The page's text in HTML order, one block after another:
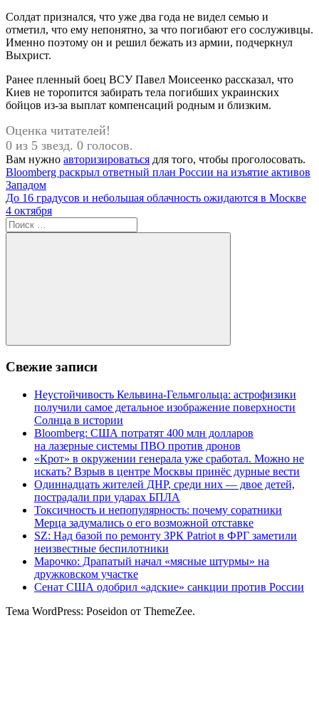
Солдат признался, что уже два года не видел семью и
отметил, что ему непонятно, за что погибают его сослуживцы.
Именно поэтому он и решил бежать из армии, подчеркнул
Выхрист.
Ранее пленный боец ВСУ Павел Моисеенко рассказал, что
Киев не торопится забирать тела погибших украинских
бойцов из-за выплат компенсаций родным и близким.
Оценка читателей!
0 из 5 звезд. 0 голосов.
Вам нужно авторизироваться для того, чтобы проголосовать.
Навигация
по
записям
Предыдущая
запись:
Bloomberg раскрыл ответный план России на изъятие активов
Западом
Следующая
запись:
До 16 градусов и небольшая облачность ожидаются в Москве
4 октября
Поиск
для:
Поиск
Свежие записи
Неустойчивость Кельвина-Гельмгольца: астрофизики
получили самое детальное изображение поверхности
Солнца в истории
Bloomberg: США потратят 400 млн долларов
на лазерные системы ПВО против дронов
«Крот» в окружении генерала уже сработал. Можно не
искать? Взрыв в центре Москвы принёс дурные вести
Одиннадцать жителей ДНР, среди них — двое детей,
пострадали при ударах БПЛА
Токсичность и непопулярность: почему соратники
Мерца задумались о его возможной отставке
SZ: Над базой по ремонту ЗРК Patriot в ФРГ заметили
неизвестные беспилотники
Марочко: Драпатый начал «мясные штурмы» на
дружковском участке
Сенат США одобрил «адские» санкции против России
Тема WordPress: Poseidon от ThemeZee.